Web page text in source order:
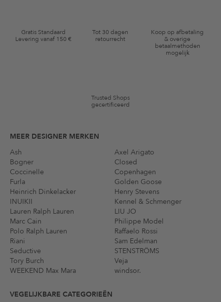
Waardebonvoorwaarden
*De kortingsbon is vanaf de registratie 60 dagen eenmalig geldig.
Niet geldig op de categorie kleding en pre-loved artikelen. Bepaalde
Gratis Standaard
Levering vanaf 150 €
Tot 30 dagen
retourrecht
Koop op afbetaling
& overige
betaalmethoden
mogelijk
Trusted Shops
gecertificeerd
MEER DESIGNER MERKEN
Ash
Axel Arigato
Bogner
Closed
Coccinelle
Copenhagen
Furla
Golden Goose
Heinrich Dinkelacker
Henry Stevens
INUIKII
Kennel & Schmenger
Lauren Ralph Lauren
LIU JO
Marc Cain
Philippe Model
Polo Ralph Lauren
Raffaelo Rossi
Riani
Sam Edelman
Seductive
STENSTRÖMS
Tory Burch
Veja
WEEKEND Max Mara
windsor.
VEGELIJKBARE CATEGORIEËN